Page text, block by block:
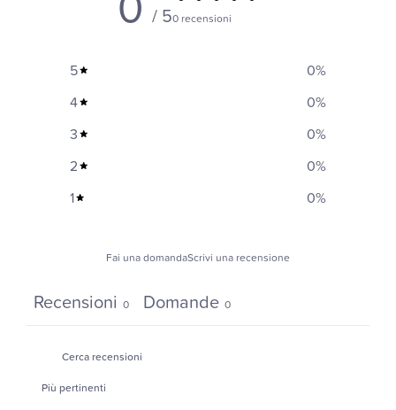
/ 50 recensioni
5 0%
4
0%
3
0%
2
0%
1
0%
Fai una domandaScrivi una recensione
Recensioni 0 Domande 0